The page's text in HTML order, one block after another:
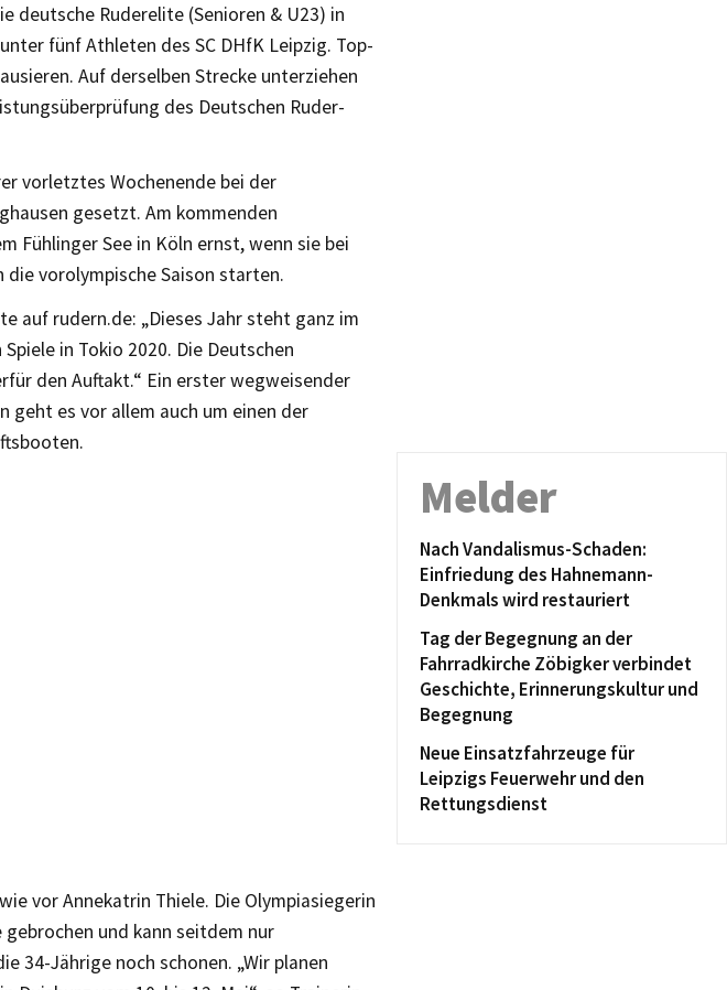
deutsche Ruderelite (Senioren & U23) in
fünf Athleten des SC DHfK Leipzig. Top-
Auf derselben Strecke unterziehen
des Deutschen Ruder-
vorletztes Wochenende bei der
gesetzt. Am kommenden
Fühlinger See in Köln ernst, wenn sie bei
vorolympische Saison starten.
auf rudern.de: „Dieses Jahr steht ganz im
in Tokio 2020. Die Deutschen
den Auftakt.“ Ein erster wegweisender
geht es vor allem auch um einen der
vor Annekatrin Thiele. Die Olympiasiegerin
und kann seitdem nur
34-Jährige noch schonen. „Wir planen
Melder
Nach Vandalismus-Schaden:
Einfriedung des Hahnemann-
Denkmals wird restauriert
Tag der Begegnung an der
Fahrradkirche Zöbigker verbindet
Geschichte, Erinnerungskultur und
Begegnung
Neue Einsatzfahrzeuge für
Leipzigs Feuerwehr und den
Rettungsdienst